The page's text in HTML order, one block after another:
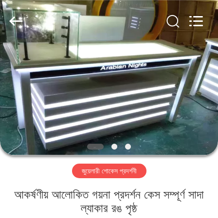
বাড়ি
পণ্য
ভিডিও
আমাদের
সম্বন্ধে
কারখানা
Yang
Commercial
Display
Furniture
Co.,
Ltd..
All
Rights
Reserved.
জুয়েলারী শোকেস প্রদর্শনী
আকর্ষণীয় আলোকিত গয়না প্রদর্শন কেস সম্পূর্ণ সাদা
ল্যাকার রঙ পৃষ্ঠ